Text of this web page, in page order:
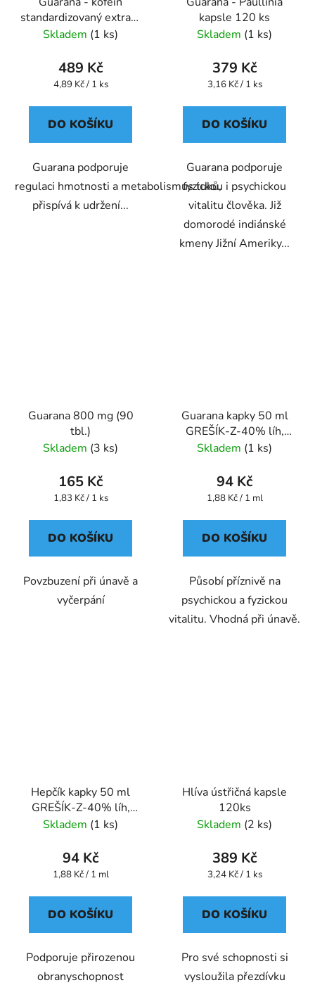
standardizovaný extrakt
kapsle 100 ks
Skladem (1 ks)
489 Kč
Měrná
4,89 Kč / 1 ks
DO KOŠÍKU
Guarana podporuje
regulaci hmotnosti a metabolismus tuků,
přispívá k udržení...
kapsle 120 ks
Skladem (1 ks)
379 Kč
Měrná
3,16 Kč / 1 ks
DO KOŠÍKU
Guarana podporuje
fyzickou i psychickou
vitalitu člověka. Již
domorodé indiánské
kmeny Jižní Ameriky...
Guarana 800 mg (90
tbl.)
Skladem (3 ks)
165 Kč
Měrná
1,83 Kč / 1 ks
DO KOŠÍKU
Povzbuzení při únavě a
vyčerpání
Guarana kapky 50 ml
GREŠÍK-Z-40% líh,
Bylinné kapky
Skladem (1 ks)
94 Kč
Měrná
1,88 Kč / 1 ml
DO KOŠÍKU
Působí příznivě na
psychickou a fyzickou
vitalitu. Vhodná při únavě.
Hepčík kapky 50 ml
GREŠÍK-Z-40% líh,
Devatero bylin kapky
Skladem (1 ks)
94 Kč
Měrná
1,88 Kč / 1 ml
DO KOŠÍKU
Podporuje přirozenou
obranyschopnost
Hlíva ústřičná kapsle
120ks
Skladem (2 ks)
389 Kč
Měrná
3,24 Kč / 1 ks
DO KOŠÍKU
Pro své schopnosti si
vysloužila přezdívku